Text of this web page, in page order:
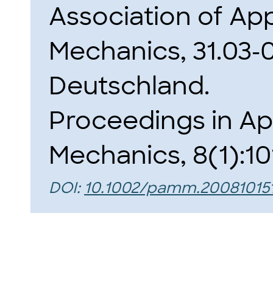
Association of
Mechanics,
Deutschland.
Proceedings in
Mechanics,
DOI: 10.1002/